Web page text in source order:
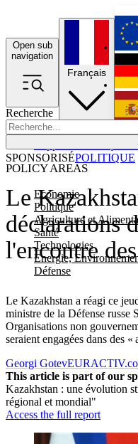
Open sub
navigation
Recherche
POLICY AREAS
Economie
Politique
Agriculture et
Santé
Technologies
Energie,
Défense
Français
Le
déclarations
l'encontre
Le Kazakhstan a réagi ce
ministre de la Défense russe
Organisations non
seraient engagées dans des «
SPONSORISÉPOLITIQUE
Georgi Gotev
This article is part of our
Kazakhstan : une évolution
régional et mondial"
Access the full report